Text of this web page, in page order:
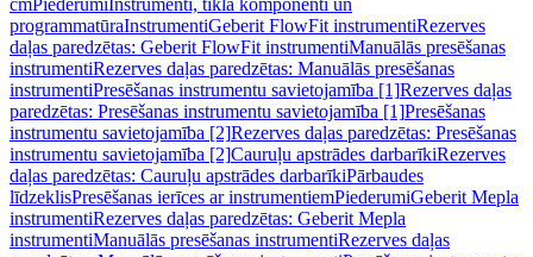
cmPiederumiInstrumenti, tīkla komponenti un
programmatūraInstrumentiGeberit FlowFit instrumentiRezerves
daļas paredzētas: Geberit FlowFit instrumentiManuālās presēšanas
instrumentiRezerves daļas paredzētas: Manuālās presēšanas
instrumentiPresēšanas instrumentu savietojamība [1]Rezerves daļas
paredzētas: Presēšanas instrumentu savietojamība [1]Presēšanas
instrumentu savietojamība [2]Rezerves daļas paredzētas: Presēšanas
instrumentu savietojamība [2]Cauruļu apstrādes darbarīkiRezerves
daļas paredzētas: Cauruļu apstrādes darbarīkiPārbaudes
līdzeklisPresēšanas ierīces ar instrumentiemPiederumiGeberit Mepla
instrumentiRezerves daļas paredzētas: Geberit Mepla
instrumentiManuālās presēšanas instrumentiRezerves daļas